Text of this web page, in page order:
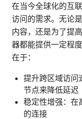
在当今全球化的互
访问的需求。无论
内容，还是为了提
器都能提供一定程
在于：
提升跨区域访问
节点来降低延迟
稳定性增强：在
的连接